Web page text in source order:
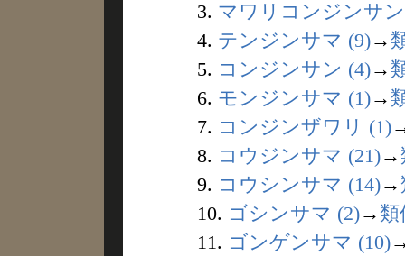
3. マワリコンジンサ
4. テンジンサマ (9)→
5. コンジンサン (4)→
6. モンジンサマ (1)→
7. コンジンザワリ (1)
8. コウジンサマ (21)→
9. コウシンサマ (14)→
10. ゴシンサマ (2)→ 類
11. ゴンゲンサマ (10)